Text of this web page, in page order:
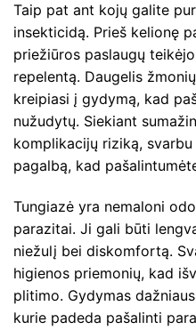
Taip pat ant kojų galite
insekticidą. Prieš kelionę
priežiūros paslaugų
repelentą. Daugelis
kreipiasi į gydymą, kad
nužudytų. Siekiant
komplikacijų riziką,
pagalbą, kad
Tungiazė yra nemaloni
parazitai. Ji gali būti
niežulį bei diskomfortą.
higienos priemonių, kad
plitimo. Gydymas
kurie padeda pašalinti